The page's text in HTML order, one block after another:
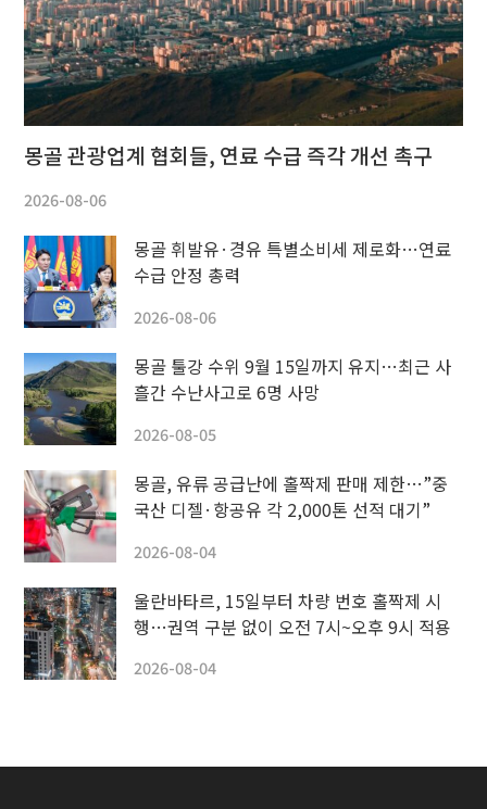
몽골 관광업계 협회들, 연료 수급 즉각 개선 촉구
2026-08-06
몽골 휘발유·경유 특별소비세 제로화…연료
수급 안정 총력
2026-08-06
몽골 툴강 수위 9월 15일까지 유지…최근 사
흘간 수난사고로 6명 사망
2026-08-05
몽골, 유류 공급난에 홀짝제 판매 제한…”중
국산 디젤·항공유 각 2,000톤 선적 대기”
2026-08-04
울란바타르, 15일부터 차량 번호 홀짝제 시
행…권역 구분 없이 오전 7시~오후 9시 적용
2026-08-04